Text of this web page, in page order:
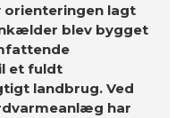
orienteringen lagt
blev bygget
et fuldt
landbrug. Ved
har